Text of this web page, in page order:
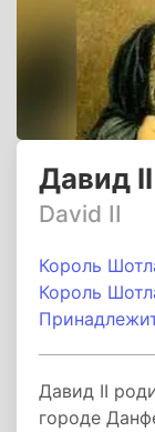
Давид II
David II
Король
Король
Давид II
городе